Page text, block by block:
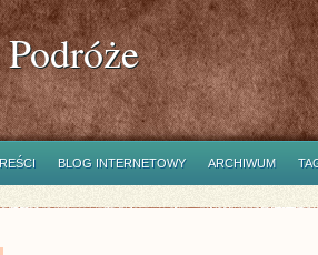
BLOG INTERNETOWY ARCHIWUM